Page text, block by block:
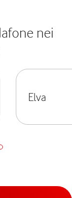
nei
Elva